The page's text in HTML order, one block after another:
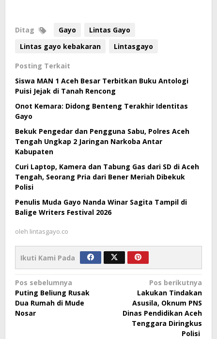
Ditag Gayo
Lintas Gayo
Lintas gayo kebakaran
Lintasgayo
Posting Terkait
Siswa MAN 1 Aceh Besar Terbitkan Buku Antologi
Puisi Jejak di Tanah Rencong
Onot Kemara: Didong Benteng Terakhir Identitas
Gayo
Bekuk Pengedar dan Pengguna Sabu, Polres Aceh
Tengah Ungkap 2 Jaringan Narkoba Antar
Kabupaten
Curi Laptop, Kamera dan Tabung Gas dari SD di Aceh
Tengah, Seorang Pria dari Bener Meriah Dibekuk
Polisi
Penulis Muda Gayo Nanda Winar Sagita Tampil di
Balige Writers Festival 2026
oleh lintasgayo.co
Ikuti Kami Pada
Navigasi
pos
Pos sebelumnya
Puting Beliung Rusak
Dua Rumah di Mude
Nosar
Pos berikutnya
Lakukan Tindakan
Asusila, Oknum PNS
Dinas Pendidikan Aceh
Tenggara Diringkus
Polisi